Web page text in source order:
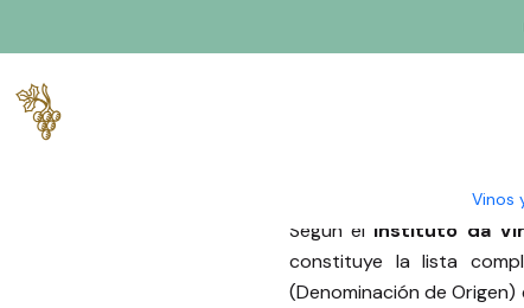
Vinos
Lista de variedades de uva cultivadas en
Lista de
Según el Instituto da
constituye la lista
(Denominación de